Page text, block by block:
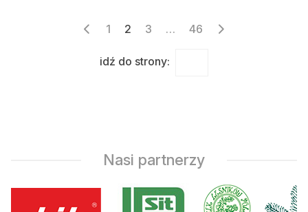
Stronicowanie
1 2 3 … 46
idź do strony:
Nasi partnerzy